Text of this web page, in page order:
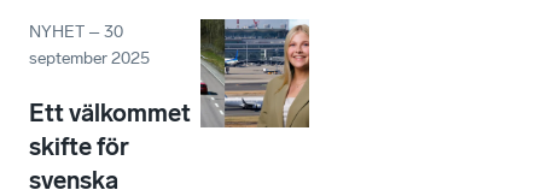
NYHET –30
september 2025
Ett välkommet
skifte för
svenska